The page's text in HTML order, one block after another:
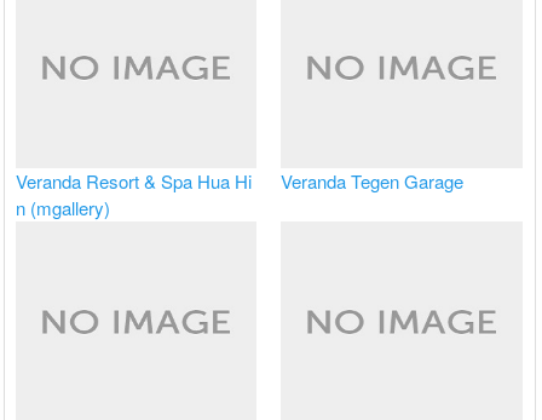
Veranda Resort & Spa Hua Hi
n (mgallery)
Veranda Tegen Garage